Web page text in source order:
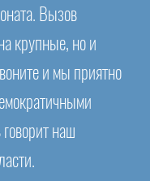
Вызов
крупные, но и
и мы приятно
наш